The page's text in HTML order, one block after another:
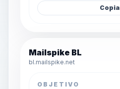
Mailspike BL
bl.mailspike.net
OBJETIVO